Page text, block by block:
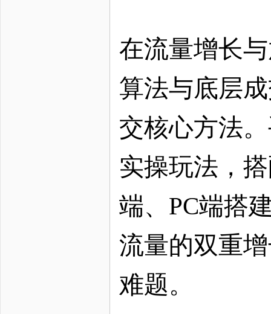
在流量增长
算法与底层
交核心方法
实操玩法，
端、 PC端搭
流量的双重
难题。